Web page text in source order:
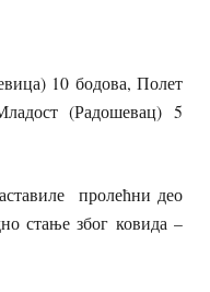
10 бодова, Полет
(Радошевац) 5
пролећни део
стање због ковида –